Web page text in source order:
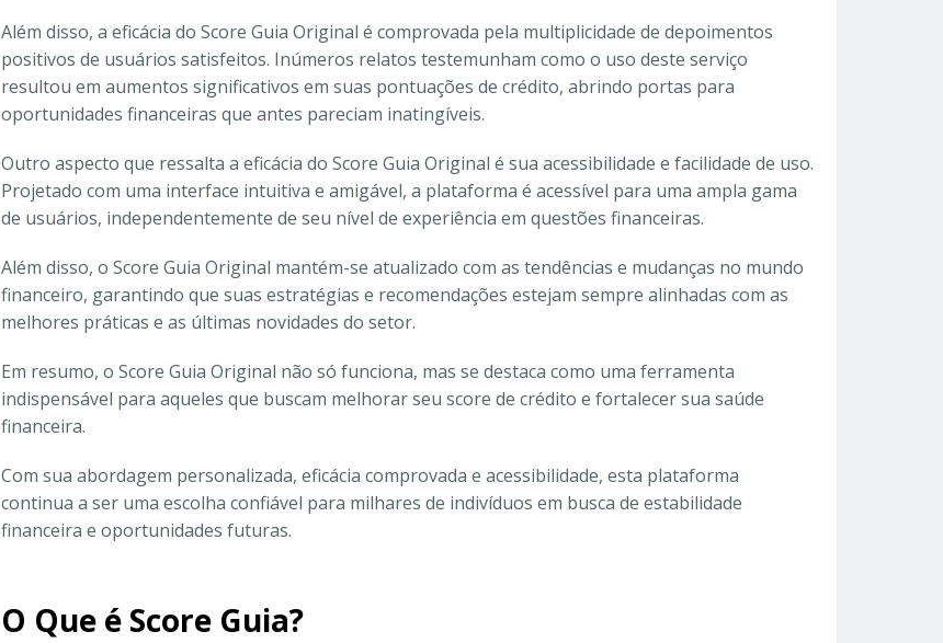
Além disso, a eficácia do Score Guia Original é comprovada pela multiplicidade de depoimentos
positivos de usuários satisfeitos. Inúmeros relatos testemunham como o uso deste serviço
resultou em aumentos significativos em suas pontuações de crédito, abrindo portas para
oportunidades financeiras que antes pareciam inatingíveis.
Outro aspecto que ressalta a eficácia do Score Guia Original é sua acessibilidade e facilidade de uso.
Projetado com uma interface intuitiva e amigável, a plataforma é acessível para uma ampla gama
de usuários, independentemente de seu nível de experiência em questões financeiras.
Além disso, o Score Guia Original mantém-se atualizado com as tendências e mudanças no mundo
financeiro, garantindo que suas estratégias e recomendações estejam sempre alinhadas com as
melhores práticas e as últimas novidades do setor.
Em resumo, o Score Guia Original não só funciona, mas se destaca como uma ferramenta
indispensável para aqueles que buscam melhorar seu score de crédito e fortalecer sua saúde
financeira.
Com sua abordagem personalizada, eficácia comprovada e acessibilidade, esta plataforma
continua a ser uma escolha confiável para milhares de indivíduos em busca de estabilidade
financeira e oportunidades futuras.
O Que é Score Guia?